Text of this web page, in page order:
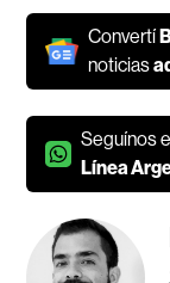
Convertí
noticias
Seguínos
Línea